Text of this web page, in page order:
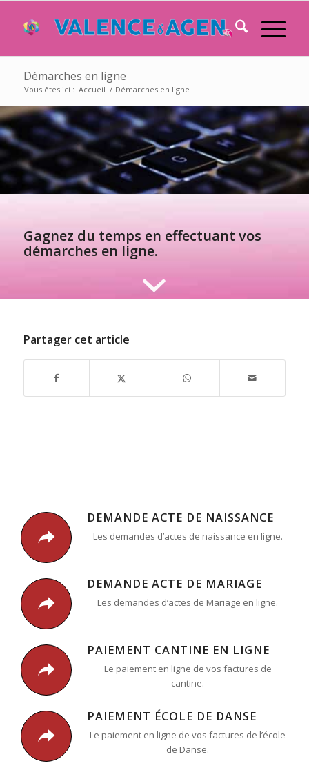
Démarches en ligne
Vous êtes ici : Accueil / Démarches en ligne
Gagnez du temps en effectuant vos
démarches en ligne.
Partager cet article
DEMANDE ACTE DE NAISSANCE
Les demandes d’actes de naissance en ligne.
DEMANDE ACTE DE MARIAGE
Les demandes d’actes de Mariage en ligne.
PAIEMENT CANTINE EN LIGNE
Le paiement en ligne de vos factures de
cantine.
PAIEMENT ÉCOLE DE DANSE
Le paiement en ligne de vos factures de l’école
de Danse.